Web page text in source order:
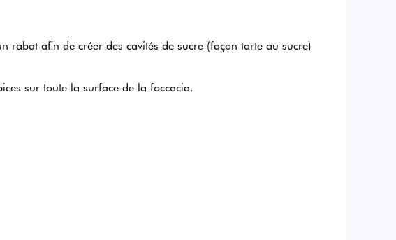
afin de créer des cavités de sucre (façon tarte au sucre)
sur toute la surface de la foccacia.